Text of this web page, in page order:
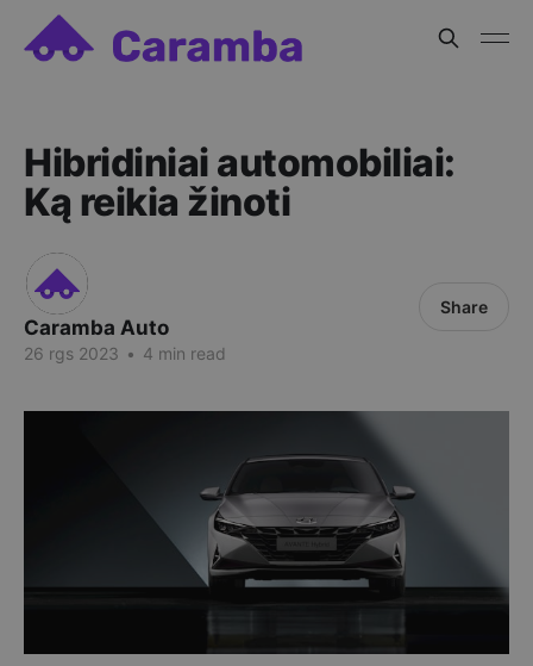
Hibridiniai automobiliai:
Ką reikia žinoti
Caramba Auto
26 rgs 2023 • 4 min read
Share